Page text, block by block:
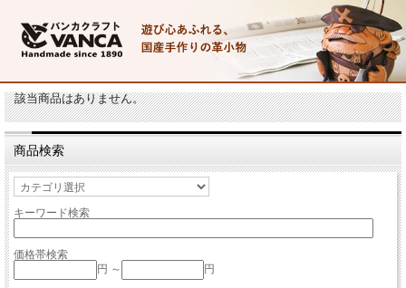
該当商品はありません。
商品検索
キーワード検索
価格帯検索
円 ～
円